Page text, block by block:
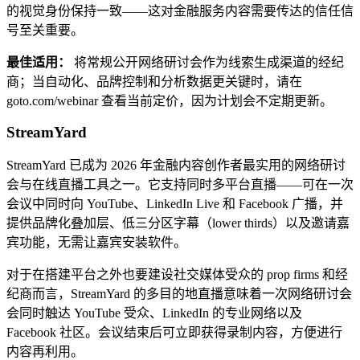
的视觉身份保持一致——这对金融服务内容需要传达的信任信
号至关重要。
最佳适用：
将常规公开网络研讨会作为线索生成渠道的经纪
商；当自动化、品牌控制和分析数据更关键时，请在
goto.com/webinar 查看当前定价，因为计划会不定期更新。
StreamYard
StreamYard 已成为 2026 年金融内容创作者最实用的网络研讨
会与在线直播工具之一。它支持同时多平台直播——可在一次
会议中同时向 YouTube、LinkedIn Live 和 Facebook 广播，并
提供品牌化叠加层、低三分区字幕（lower thirds）以及邀请嘉
宾功能，无需让嘉宾安装软件。
对于在搭建平台之外也要建设社交媒体受众的 prop firms 和经
纪商而言，StreamYard 的多目的地直播意味着一次网络研讨会
会同时触达 YouTube 受众、LinkedIn 的专业网络以及
Facebook 社区。会议结束后可立即获得录制内容，方便进行
内容再利用。